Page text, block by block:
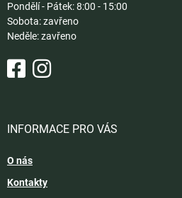
Pondělí - Pátek: 8:00 - 15:00
Sobota: zavřeno
Neděle: zavřeno
INFORMACE PRO VÁS
O nás
Kontakty